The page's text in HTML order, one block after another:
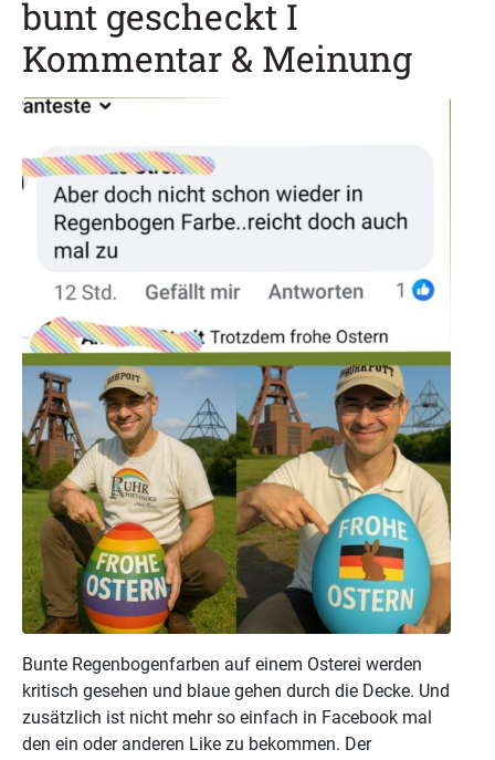
bunt gescheckt I
Kommentar & Meinung
Bunte Regenbogenfarben auf einem Osterei werden
kritisch gesehen und blaue gehen durch die Decke. Und
zusätzlich ist nicht mehr so einfach in Facebook mal
den ein oder anderen Like zu bekommen. Der